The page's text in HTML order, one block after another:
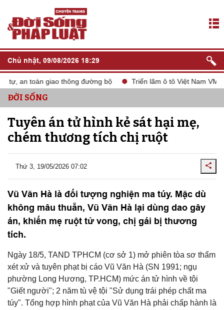
Chủ nhật, 09/08/2026 18:29
an toàn giao thông đường bộ Triển lãm ô tô Việt Nam VMS
ĐỜI SỐNG
Tuyên án tử hình kẻ sát hại mẹ,
chém thương tích chị ruột
Thứ 3, 19/05/2026 07:02
Vũ Văn Hà là đối tượng nghiện ma túy. Mặc dù
không mâu thuẫn, Vũ Văn Hà lại dùng dao gây
án, khiến mẹ ruột tử vong, chị gái bị thương
tích.
Ngày 18/5, TAND TPHCM (cơ sở 1) mở phiên tòa sơ thẩm
xét xử và tuyên phạt bị cáo Vũ Văn Hà (SN 1991; ngụ
phường Long Hương, TP.HCM) mức án tử hình về tội
"Giết người"; 2 năm tù vệ tội "Sử dụng trái phép chất ma
túy". Tổng hợp hình phạt của Vũ Văn Hà phải chấp hành là